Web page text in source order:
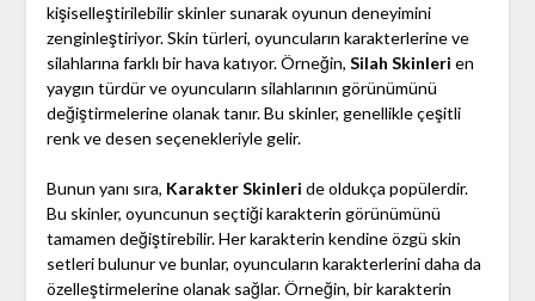
kişiselleştirilebilir skinler sunarak oyunun deneyimini
zenginleştiriyor. Skin türleri, oyuncuların karakterlerine ve
silahlarına farklı bir hava katıyor. Örneğin, Silah Skinleri en
yaygın türdür ve oyuncuların silahlarının görünümünü
değiştirmelerine olanak tanır. Bu skinler, genellikle çeşitli
renk ve desen seçenekleriyle gelir.
Bunun yanı sıra, Karakter Skinleri de oldukça popülerdir.
Bu skinler, oyuncunun seçtiği karakterin görünümünü
tamamen değiştirebilir. Her karakterin kendine özgü skin
setleri bulunur ve bunlar, oyuncuların karakterlerini daha da
özelleştirmelerine olanak sağlar. Örneğin, bir karakterin